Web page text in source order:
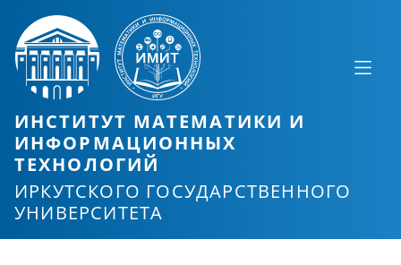
ИНСТИТУТ МАТЕМАТИКИ И
ИНФОРМАЦИОННЫХ
ТЕХНОЛОГИЙ
ИРКУТСКОГО ГОСУДАРСТВЕННОГО
УНИВЕРСИТЕТА